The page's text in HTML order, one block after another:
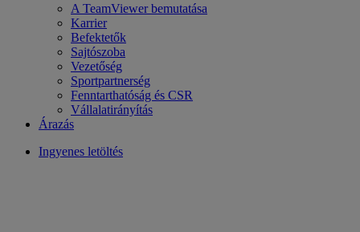
A TeamViewer bemutatása
Karrier
Befektetők
Sajtószoba
Vezetőség
Sportpartnerség
Fenntarthatóság és CSR
Vállalatirányítás
Árazás
Ingyenes letöltés